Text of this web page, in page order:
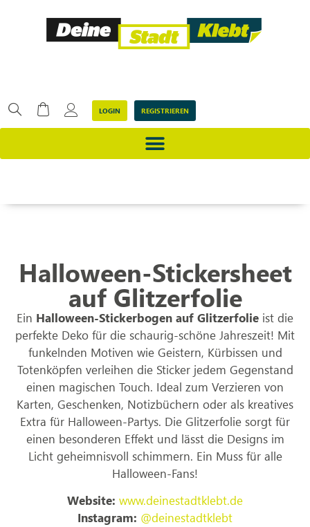
LOGIN REGISTRIEREN
Halloween-Stickersheet
auf Glitzerfolie
Ein Halloween-Stickerbogen auf Glitzerfolie ist die
perfekte Deko für die schaurig-schöne Jahreszeit! Mit
funkelnden Motiven wie Geistern, Kürbissen und
Totenköpfen verleihen die Sticker jedem Gegenstand
einen magischen Touch. Ideal zum Verzieren von
Karten, Geschenken, Notizbüchern oder als kreatives
Extra für Halloween-Partys. Die Glitzerfolie sorgt für
einen besonderen Effekt und lässt die Designs im
Licht geheimnisvoll schimmern. Ein Muss für alle
Halloween-Fans!
Website: www.deinestadtklebt.de
Instagram: @deinestadtklebt